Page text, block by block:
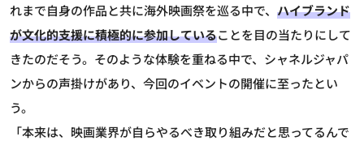
れまで自身の作品と共に海外映画祭を巡る中で、 ハイブランド
が文化的支援に積極的に参加していることを目の当たりにして
きたのだそう。そのような体験を重ねる中で、シャネルジャパ
ンからの声掛けがあり、今回のイベントの開催に至ったとい
う。
「本来は、映画業界が自らやるべき取り組みだと思ってるんで